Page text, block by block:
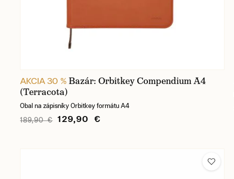
AKCIA 30 %Bazár: Orbitkey Compendium A4
(Terracota)
Obal na zápisníky Orbitkey formátu A4
189,90 € 129,90 €